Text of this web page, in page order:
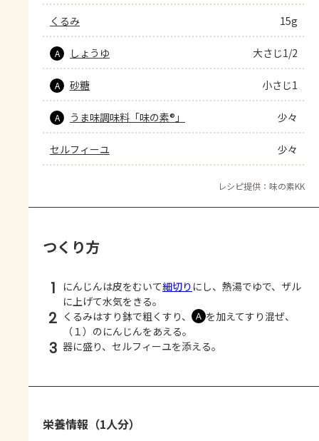
くるみ 15g
A しょうゆ 大さじ1/2
A 砂糖 小さじ1
A うま味調味料「味の素®」 少々
セルフィーユ 少々
レシピ提供：味の素KK
つくり方
1 にんじんは皮をむいて細切り にし、熱湯でゆで、ザル
に上げて水気をきる。
2 くるみはすり鉢で粗くすり、 Ａ を加えてすり混ぜ、
（１）のにんじんをあえる。
3 器に盛り、セルフィーユを添える。
栄養情報（1人分）